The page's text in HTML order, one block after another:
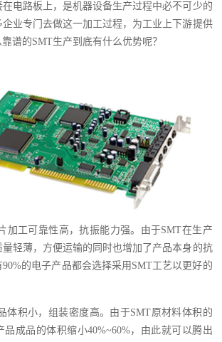
电路板上，是机器设备生产过程中必不可少的
业专门去做这一加工过程，为工业上下游提供
谱的SMT生产到底有什么优势呢？
加工可靠性高，抗振能力强。由于SMT在生产
轻薄，方便运输的同时也增加了产品本身的抗
的电子产品都会选择采用SMT工艺以更好的
体积小，组装密度高。由于SMT原材料体积的
品成品的体积缩小40%~60%，由此就可以腾出